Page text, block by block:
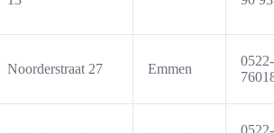
Noorderstraat 27 Emmen
0522-